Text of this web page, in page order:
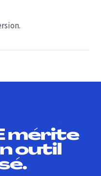
mérite
outil